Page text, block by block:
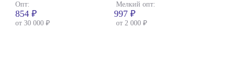
Опт: Мелкий опт:
854 ₽ 997 ₽
от 30 000 ₽ от 2 000 ₽